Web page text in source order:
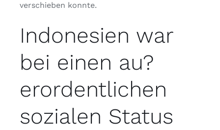
verschieben konnte.
Indonesien war
bei einen au?
erordentlichen
sozialen Status